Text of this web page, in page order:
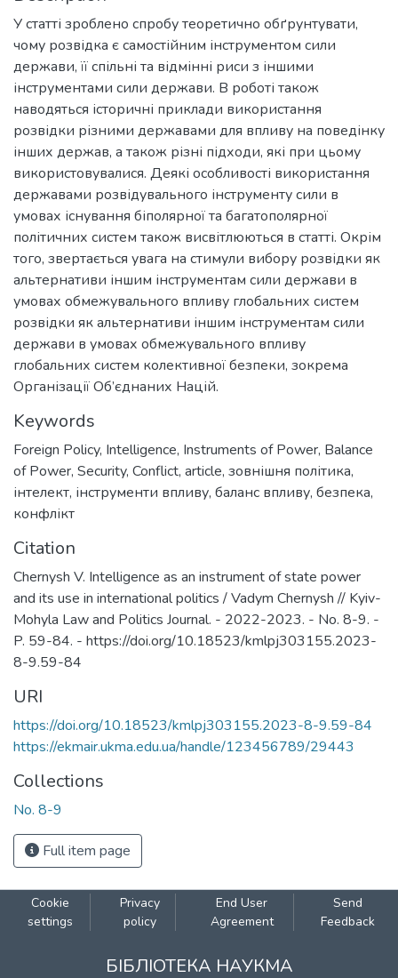
У статті зроблено спробу теоретично обґрунтувати,
чому розвідка є самостійним інструментом сили
держави, її спільні та відмінні риси з іншими
інструментами сили держави. В роботі також
наводяться історичні приклади використання
розвідки різними державами для впливу на поведінку
інших держав, а також різні підходи, які при цьому
використовувалися. Деякі особливості використання
державами розвідувального інструменту сили в
умовах існування біполярної та багатополярної
політичних систем також висвітлюються в статті. Окрім
того, звертається увага на стимули вибору розвідки як
альтернативи іншим інструментам сили держави в
умовах обмежувального впливу глобальних систем
розвідки як альтернативи іншим інструментам сили
держави в умовах обмежувального впливу
глобальних систем колективної безпеки, зокрема
Організації Об’єднаних Націй.
Keywords
Foreign Policy, Intelligence, Instruments of Power, Balance
of Power, Security, Conflict, article, зовнішня політика,
інтелект, інструменти впливу, баланс впливу, безпека,
конфлікт
Citation
Chernysh V. Intelligence as an instrument of state power
and its use in international politics / Vadym Chernysh // Kyiv-
Mohyla Law and Politics Journal. - 2022-2023. - No. 8-9. -
P. 59-84. - https://doi.org/10.18523/kmlpj303155.2023-
8-9.59-84
URI
https://doi.org/10.18523/kmlpj303155.2023-8-9.59-84
https://ekmair.ukma.edu.ua/handle/123456789/29443
Collections
No. 8-9
Full item page
Cookie
settings
Privacy
policy
End User
Agreement
Send
Feedback
БІБЛІОТЕКА НАУКМА